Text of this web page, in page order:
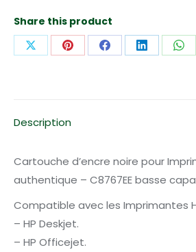
N°337
authentique
-
Share this product
PartagerPartagerPartagerPartager
Description
Cartouche d’encre noire pour
authentique – C8767EE basse
Compatible avec les Imprimantes
– HP Deskjet.
– HP Officejet.